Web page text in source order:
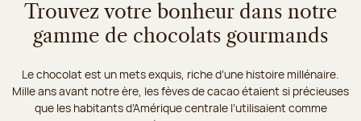
Trouvez votre bonheur dans notre
gamme de chocolats gourmands
Le chocolat est un mets exquis, riche d’une histoire millénaire.
Mille ans avant notre ère, les fèves de cacao étaient si précieuses
que les habitants d’Amérique centrale l’utilisaient comme